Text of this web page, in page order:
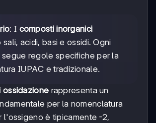
: I composti inorganici
acidi, basi e ossidi. Ogni
regole specifiche per la
IUPAC e tradizionale.
ossidazione rappresenta un
per la nomenclatura
l'ossigeno è tipicamente -2,